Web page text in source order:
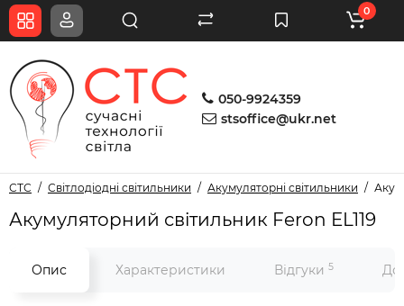
050-9924359
stsoffice@ukr.net
0
СТС Світлодіодні світильники Акумуляторні світильники
Акумуляторний світильник Feron EL119
Опис Характеристики Відгуки 5